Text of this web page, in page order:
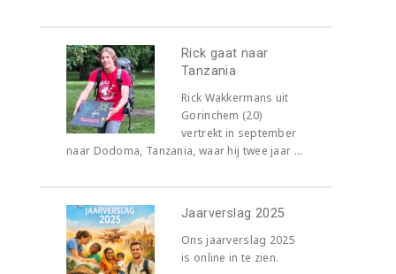
Rick gaat naar
Tanzania
Rick Wakkermans uit
Gorinchem (20)
vertrekt in september
naar Dodoma, Tanzania, waar hij twee jaar ...
Jaarverslag 2025
Ons jaarverslag 2025
is online in te zien.